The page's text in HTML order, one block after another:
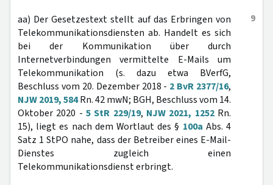
9
aa) Der Gesetzestext stellt auf das Erbringen von
Telekommunikationsdiensten ab. Handelt es sich
bei der Kommunikation über durch
Internetverbindungen vermittelte E-Mails um
Telekommunikation (s. dazu etwa BVerfG,
Beschluss vom 20. Dezember 2018 - 2 BvR 2377/16,
NJW 2019, 584Rn. 42 mwN; BGH, Beschluss vom 14.
Oktober 2020 - 5 StR 229/19, NJW 2021, 1252Rn.
15), liegt es nach dem Wortlaut des § 100a Abs. 4
Satz 1 StPO nahe, dass der Betreiber eines E-Mail-
Dienstes zugleich einen
Telekommunikationsdienst erbringt.